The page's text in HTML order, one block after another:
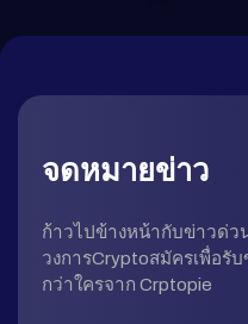
จดหมายข่าว
ก้าวไปข้างหน้ากับข่าวด่ว
วงการCryptoสมัครเพื่อรั
กว่าใครจาก Crptopie